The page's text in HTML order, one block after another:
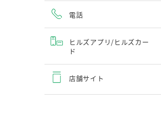
電話
ヒルズアプリ/ヒルズカー
ド
店舗サイト